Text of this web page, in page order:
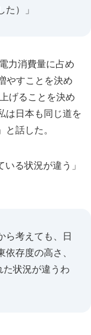
）」
力消費量に占め
やすことを決め
げることを決め
は日本も同じ道を
話した。
る状況が違う」
ら考えても、日
存度の高さ、
状況が違うわ